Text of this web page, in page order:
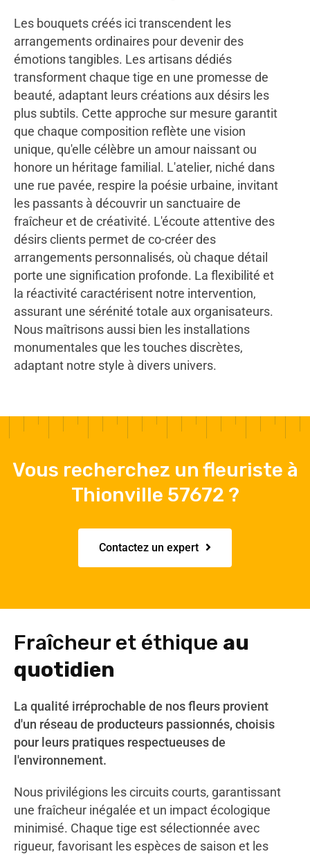
Les bouquets créés ici transcendent les
arrangements ordinaires pour devenir des
émotions tangibles. Les artisans dédiés
transforment chaque tige en une promesse de
beauté, adaptant leurs créations aux désirs les
plus subtils. Cette approche sur mesure garantit
que chaque composition reflète une vision
unique, qu'elle célèbre un amour naissant ou
honore un héritage familial. L'atelier, niché dans
une rue pavée, respire la poésie urbaine, invitant
les passants à découvrir un sanctuaire de
fraîcheur et de créativité. L'écoute attentive des
désirs clients permet de co-créer des
arrangements personnalisés, où chaque détail
porte une signification profonde. La flexibilité et
la réactivité caractérisent notre intervention,
assurant une sérénité totale aux organisateurs.
Nous maîtrisons aussi bien les installations
monumentales que les touches discrètes,
adaptant notre style à divers univers.
Vous recherchez un fleuriste à
Thionville 57672 ?
Contactez un expert
Fraîcheur et éthique au
quotidien
La qualité irréprochable de nos fleurs provient
d'un réseau de producteurs passionnés, choisis
pour leurs pratiques respectueuses de
l'environnement.
Nous privilégions les circuits courts, garantissant
une fraîcheur inégalée et un impact écologique
minimisé. Chaque tige est sélectionnée avec
rigueur, favorisant les espèces de saison et les